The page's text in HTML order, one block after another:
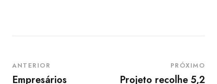
ANTERIOR
Empresários
PRÓXIMO
Projeto recolhe 5,2